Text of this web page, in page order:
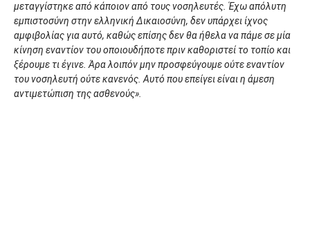
μεταγγίστηκε από κάποιον από τους νοσηλευτές. Έχω απόλυτη
εμπιστοσύνη στην ελληνική Δικαιοσύνη, δεν υπάρχει ίχνος
αμφιβολίας για αυτό, καθώς επίσης δεν θα ήθελα να πάμε σε μία
κίνηση εναντίον του οποιουδήποτε πριν καθοριστεί το τοπίο και
ξέρουμε τι έγινε. Άρα λοιπόν μην προσφεύγουμε ούτε εναντίον
του νοσηλευτή ούτε κανενός. Αυτό που επείγει είναι η άμεση
αντιμετώπιση της ασθενούς».